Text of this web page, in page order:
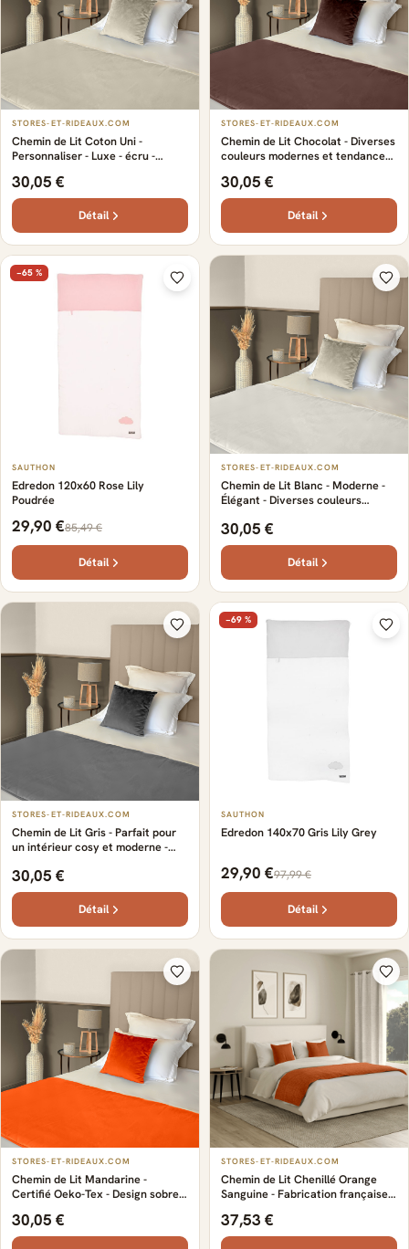
STORES-ET-RIDEAUX.COM
Chemin de Lit Coton Uni -
Personnaliser - Luxe - écru -
Sophistiqué - Doux et confortable
- Confort - Qualité - Design
30,05 €
Détail
STORES-ET-RIDEAUX.COM
Chemin de Lit Chocolat - Diverses
couleurs modernes et tendances -
qualité garantie - Sur-mesure
avec nombreuses finitions
30,05 €
Détail
−65 %
SAUTHON
Edredon 120x60 Rose Lily
Poudrée
29,90 €85,49 €
Détail
STORES-ET-RIDEAUX.COM
Chemin de Lit Blanc - Moderne -
Élégant - Diverses couleurs
mesure avec nombreuses finitions
- Aspect sobre et épuré
30,05 €
Détail
STORES-ET-RIDEAUX.COM
Chemin de Lit Gris - Parfait pour
un intérieur cosy et moderne -
sophistiquées - Douceur et fluidité
au toucher
30,05 €
Détail
−69 %
SAUTHON
Edredon 140x70 Gris Lily Grey
29,90 €97,99 €
Détail
STORES-ET-RIDEAUX.COM
Chemin de Lit Mandarine -
Certifié Oeko-Tex - Design sobre
couleurs tendances - Confortable
et doux - Pratique - orange
30,05 €
STORES-ET-RIDEAUX.COM
Chemin de Lit Chenillé Orange
Sanguine - Fabrication française -
Qualité - Luxe - Disponible en
plusieurs finitions.
37,53 €